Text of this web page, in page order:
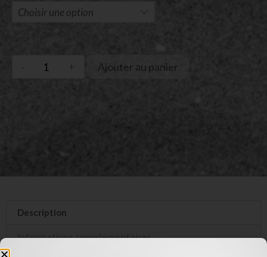
Ajouter au panier
Description
Informations complémentaires